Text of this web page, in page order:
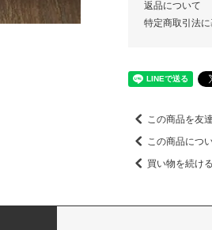
返品について
特定商取引法
この商品を友
この商品につ
買い物を続ける